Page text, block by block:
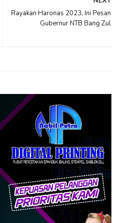
Rayakan Haronas 2023, Ini Pesan
Gubernur NTB Bang Zul